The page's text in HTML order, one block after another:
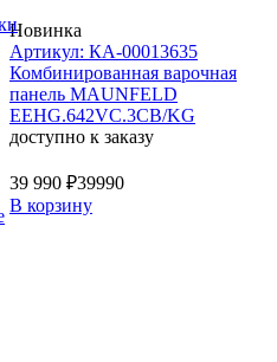
Новинка
Артикул: КА-00013635
Комбинированная варочная
панель MAUNFELD
EEHG.642VC.3CB/KG
доступно к заказу
39 990 ₽39990
В корзину